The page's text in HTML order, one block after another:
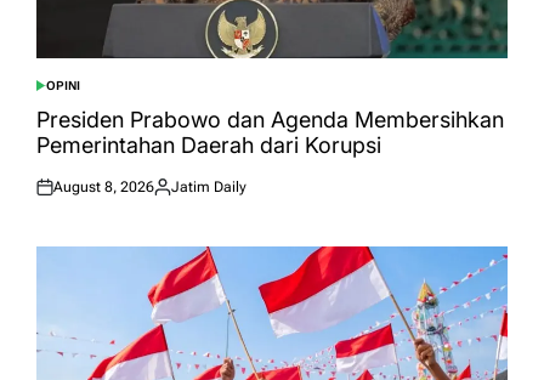
POSTED
IN
OPINI
Presiden Prabowo dan Agenda Membersihkan
Pemerintahan Daerah dari Korupsi
Posted
August 8, 2026
Posted
Jatim Daily